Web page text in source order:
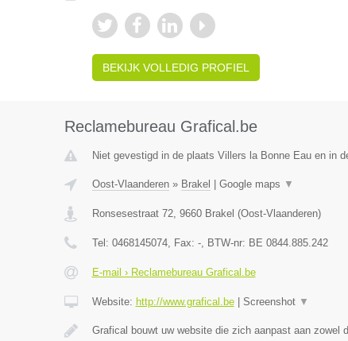
BEKIJK VOLLEDIG PROFIEL
Reclamebureau Grafical.be
Niet gevestigd in de plaats Villers la Bonne Eau en in
Oost-Vlaanderen» Brakel Google maps ▼
Ronsesestraat 72, 9660 Brakel (Oost-Vlaanderen)
Tel: 0468145074, Fax: -, BTW-nr: BE 0844.885.242
E-mail › Reclamebureau Grafical.be
Website: http://www.grafical.be| Screenshot ▼
Grafical bouwt uw website die zich aanpast aan zowel